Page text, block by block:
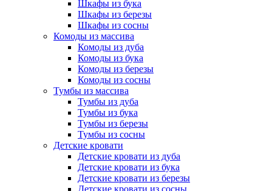
Шкафы из бука
Шкафы из березы
Шкафы из сосны
Комоды из массива
Комоды из дуба
Комоды из бука
Комоды из березы
Комоды из сосны
Тумбы из массива
Тумбы из дуба
Тумбы из бука
Тумбы из березы
Тумбы из сосны
Детские кровати
Детские кровати из дуба
Детские кровати из бука
Детские кровати из березы
Детские кровати из сосны